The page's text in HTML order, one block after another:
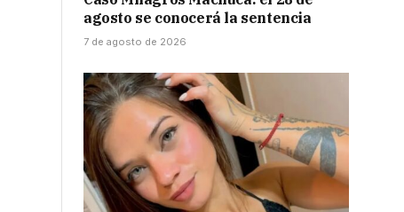
agosto se conocerá la sentencia
7 de agosto de 2026